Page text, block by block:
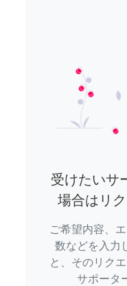
受けたいサ
場合はリ
ご希望内容、
数などを入力
と、そのリク
サポータ